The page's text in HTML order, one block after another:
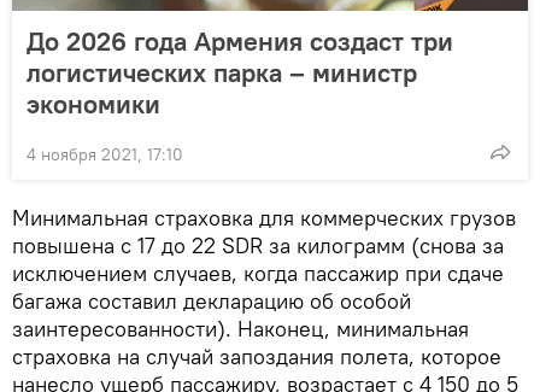
До 2026 года Армения создаст три
логистических парка – министр
экономики
4 ноября 2021, 17:10
Минимальная страховка для коммерческих грузов
повышена с 17 до 22 SDR за килограмм (снова за
исключением случаев, когда пассажир при сдаче
багажа составил декларацию об особой
заинтересованности). Наконец, минимальная
страховка на случай запоздания полета, которое
нанесло ущерб пассажиру, возрастает с 4 150 до 5